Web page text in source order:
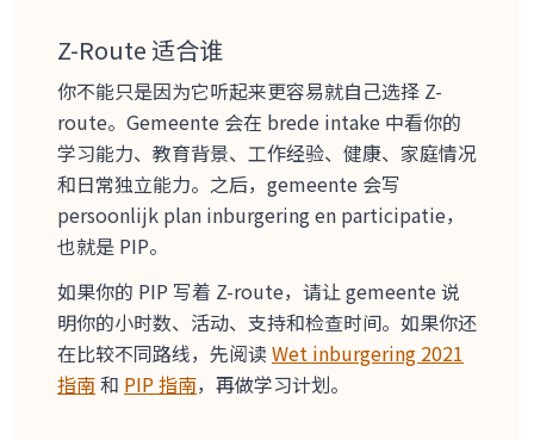
Z-Route 适合谁
你不能只是因为它听起来更容易就自己选择 Z-
route。Gemeente 会在 brede intake 中看你的
学习能力、教育背景、工作经验、健康、家庭情况
和日常独立能力。之后，gemeente 会写
persoonlijk plan inburgering en participatie，
也就是 PIP。
如果你的 PIP 写着 Z-route，请让 gemeente 说
明你的小时数、活动、支持和检查时间。如果你还
在比较不同路线，先阅读 Wet inburgering 2021
指南和 PIP 指南，再做学习计划。